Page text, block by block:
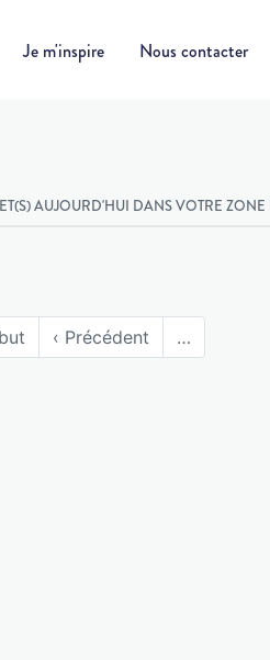
Je m'inspire Nous contacter
AUJOURD'HUI DANS VOTRE
‹ Précédent …